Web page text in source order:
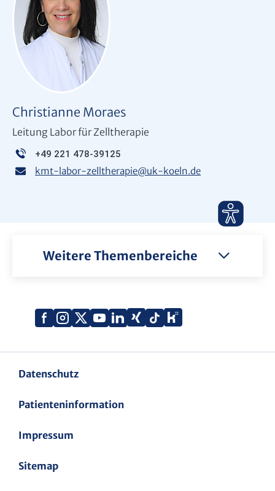
Christianne Moraes
Leitung Labor für Zelltherapie
+49 221 478-39125
kmt-labor-zelltherapie@uk-koeln.de
Weitere Themenbereiche
Facebook
Instagram
X
YouTube
LinkedIn
Xing TiktokKununu
Datenschutz
Patienteninformation
Impressum
Sitemap